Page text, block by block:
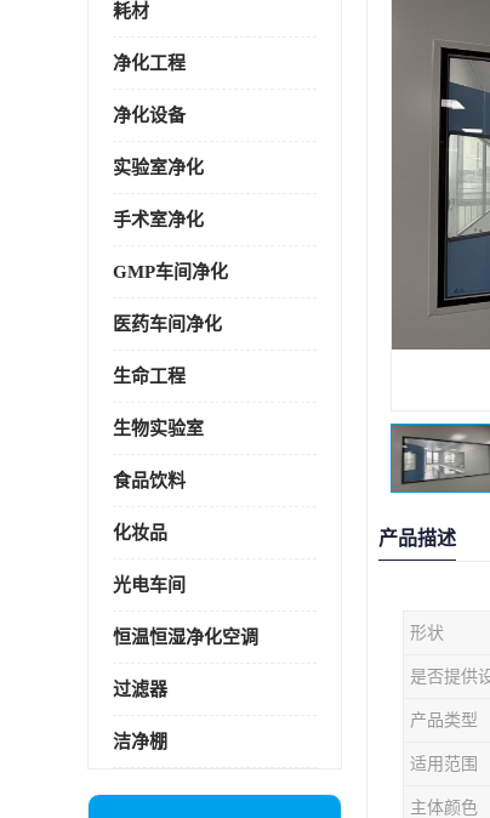
耗材
净化工程
净化设备
实验室净化
手术室净化
GMP车间净化
医药车间净化
生命工程
生物实验室
食品饮料
化妆品
光电车间
恒温恒湿净化空调
过滤器
洁净棚
产品描述
形状
是否提供
产品类型
适用范围
主体颜色